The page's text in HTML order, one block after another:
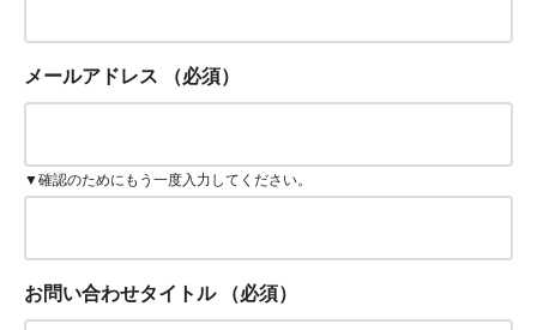
メールアドレス （必須）
▼確認のためにもう一度入力してください。
お問い合わせタイトル （必須）